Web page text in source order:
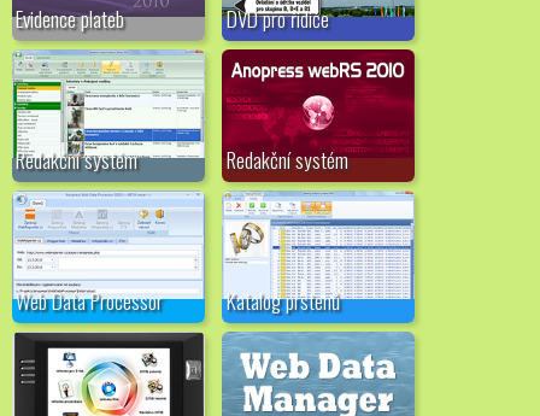
Evidence plateb DVD pro řidiče
Redakční systém Redakční systém
Web Data Processor Katalog prstenů